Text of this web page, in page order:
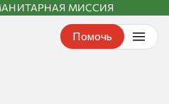
МИССИЯ
Помочь